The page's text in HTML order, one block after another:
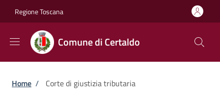
Regione Toscana
Comune di Certaldo
Briciole di pane
Home / Corte di giustizia tributaria